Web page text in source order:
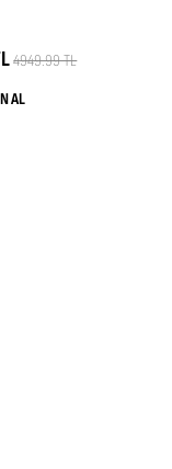
4949.99 TL